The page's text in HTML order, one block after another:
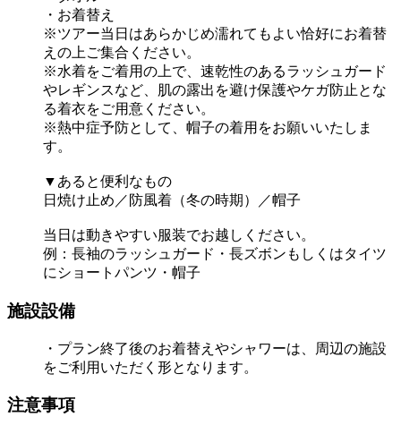
・お着替え
※ツアー当日はあらかじめ濡れてもよい恰好にお着替
えの上ご集合ください。
※水着をご着用の上で、速乾性のあるラッシュガード
やレギンスなど、肌の露出を避け保護やケガ防止とな
る着衣をご用意ください。
※熱中症予防として、帽子の着用をお願いいたしま
す。
▼あると便利なもの
日焼け止め／防風着（冬の時期）／帽子
当日は動きやすい服装でお越しください。
例：長袖のラッシュガード・長ズボンもしくはタイツ
にショートパンツ・帽子
施設設備
・プラン終了後のお着替えやシャワーは、周辺の施設
をご利用いただく形となります。
注意事項